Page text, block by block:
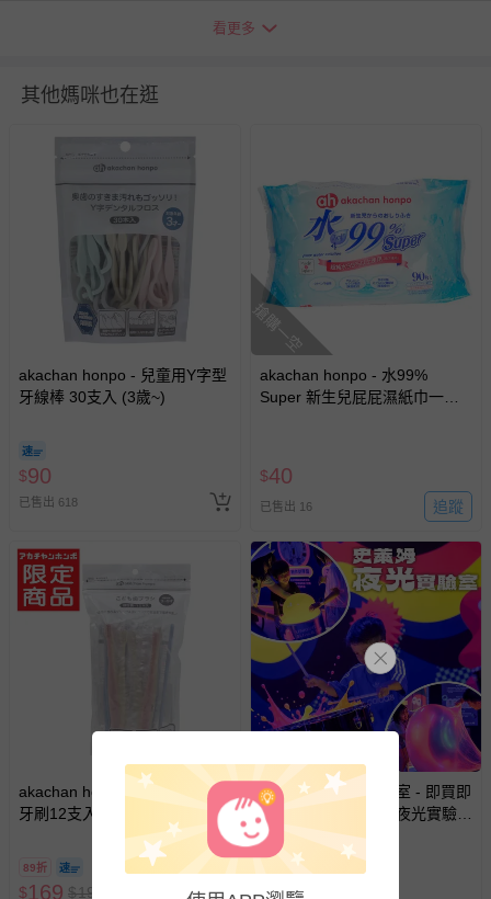
並非試用期，您所退回的商品必須是未經使用的全新狀態，
如需退換貨，請於收到商品7天（含例假日內提出），如為
瑕疵退換貨所產生的運費，將由媽咪愛負責處理，若非瑕疵
退貨，您可至『查詢訂單』>『已出貨』中查詢該筆訂單，
並點選『我要退貨』即可進行申請。若有相關退貨問題，請
LINE@客服ID: @mamilove 我們將依序為您處理
與服務，謝謝。
針對滿件折/滿額贈…等活動，如因部份退貨，而該訂單保
留商品未達活動門檻，將以原價計算，活動贈品亦需一併退
回。
豫期範圍：
易於腐敗、保存期限較短或解約時即將逾期（例如生鮮
客製化商品（例如客製生日書、姓名貼等）。
報紙、期刊或雜誌（惟書籍如經拆封、使用，則酌收整
新費用）。
經消費者拆封之影音商品或電腦軟體（例如 DVD、CD
非以有形媒介提供之數位內容或一經提供即為完成之線
上服務，經消費者事先同意始提供（例如線上課程、遊
戲或活動點數等）。
已拆封之以下類型商品：
-個人衛生用品（例如尿布、貼身衣物、泳裝、襪子、地
墊、寢具類等）。
-新生兒親膚衣物（嬰幼兒包巾與背巾、包屁衣、學習
褲、紗布衣等）。
看更多
其他媽咪也在逛
akachan honpo - 兒童用Y字型
牙線棒 30支入 (3歲~)
$90
已售出 618
搶購一空
akachan honpo - 水99%
Super 新生兒屁屁濕紙巾一般
$40
已售出 16 追蹤
akachan honpo - 3~5歲兒童用
牙刷12支入
89折
$169 $190
UNIQUE史萊姆實驗室 - 即買即
用【UNIQUE史萊姆夜光實驗室
@ 台北科教館 】2026/6/11-
8/30 (電子票券，於展期現場憑
訂單編號兌換，逾期作廢) (大
$390